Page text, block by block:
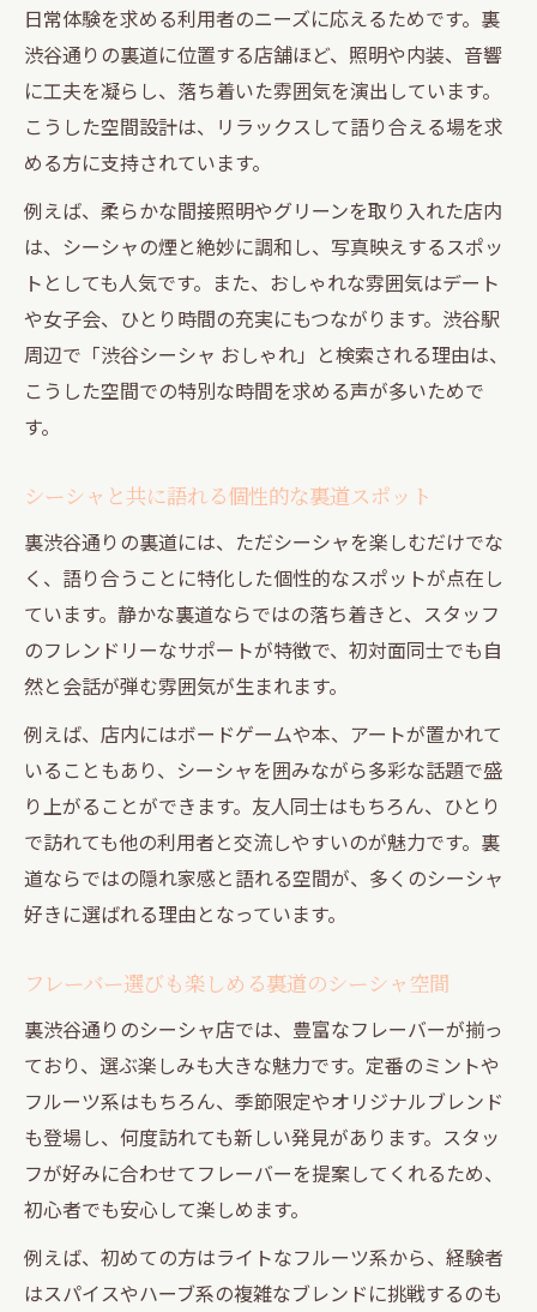
日常体験を求める利用者のニーズに応えるためです。裏
渋谷通りの裏道に位置する店舗ほど、照明や内装、音響
に工夫を凝らし、落ち着いた雰囲気を演出しています。
こうした空間設計は、リラックスして語り合える場を求
める方に支持されています。
例えば、柔らかな間接照明やグリーンを取り入れた店内
は、シーシャの煙と絶妙に調和し、写真映えするスポッ
トとしても人気です。また、おしゃれな雰囲気はデート
や女子会、ひとり時間の充実にもつながります。渋谷駅
周辺で「渋谷シーシャ おしゃれ」と検索される理由は、
こうした空間での特別な時間を求める声が多いためで
す。
シーシャと共に語れる個性的な裏道スポット
裏渋谷通りの裏道には、ただシーシャを楽しむだけでな
く、語り合うことに特化した個性的なスポットが点在し
ています。静かな裏道ならではの落ち着きと、スタッフ
のフレンドリーなサポートが特徴で、初対面同士でも自
然と会話が弾む雰囲気が生まれます。
例えば、店内にはボードゲームや本、アートが置かれて
いることもあり、シーシャを囲みながら多彩な話題で盛
り上がることができます。友人同士はもちろん、ひとり
で訪れても他の利用者と交流しやすいのが魅力です。裏
道ならではの隠れ家感と語れる空間が、多くのシーシャ
好きに選ばれる理由となっています。
フレーバー選びも楽しめる裏道のシーシャ空間
裏渋谷通りのシーシャ店では、豊富なフレーバーが揃っ
ており、選ぶ楽しみも大きな魅力です。定番のミントや
フルーツ系はもちろん、季節限定やオリジナルブレンド
も登場し、何度訪れても新しい発見があります。スタッ
フが好みに合わせてフレーバーを提案してくれるため、
初心者でも安心して楽しめます。
例えば、初めての方はライトなフルーツ系から、経験者
はスパイスやハーブ系の複雑なブレンドに挑戦するのも